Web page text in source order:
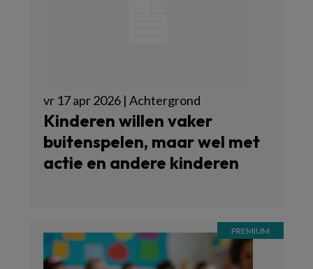
vr 17 apr 2026 | Achtergrond
Kinderen willen vaker
buitenspelen, maar wel met
actie en andere kinderen